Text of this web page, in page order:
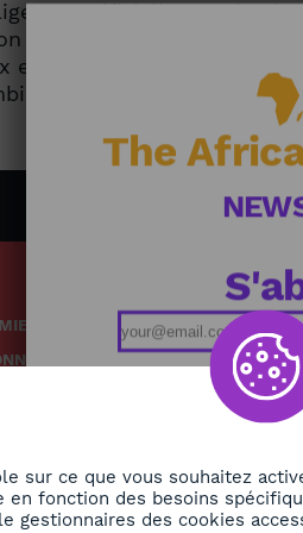
artificielle. Le Nigeria
premier centre
bonne santé sont
font le choix de la santé
Podcasts
Replays
Grille des
The
sur ce que vous souhaitez
fonction des besoins
gestionnaires des cookies